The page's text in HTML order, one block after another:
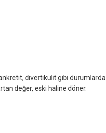
divertikülit gibi durumlarda
değer, eski haline döner.